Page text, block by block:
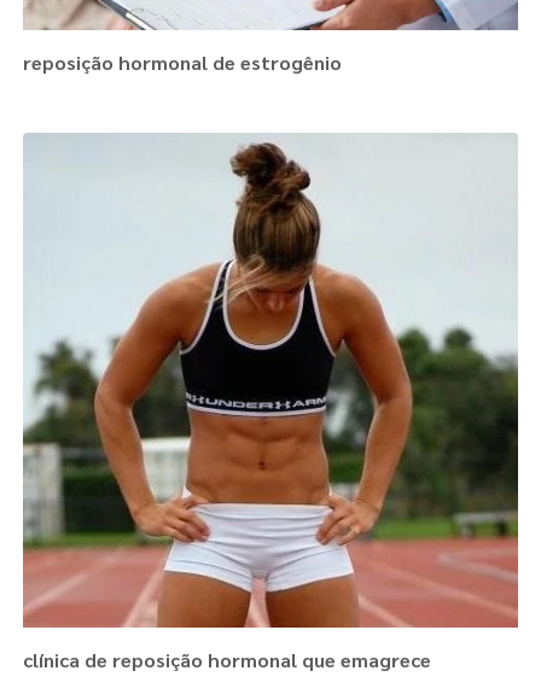
reposição hormonal de estrogênio
clínica de reposição hormonal que emagrece